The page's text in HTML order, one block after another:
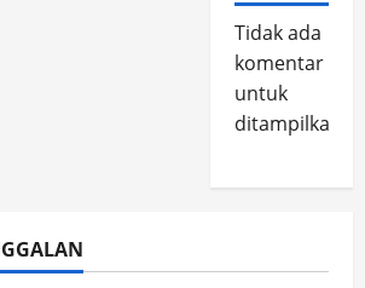
Tidak ada
komentar
untuk
ditampilkan.